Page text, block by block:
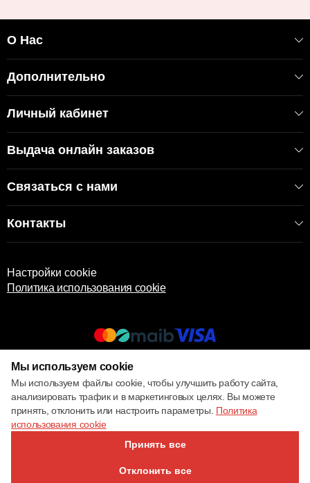
О Нас
Дополнительно
Личный кабинет
Выдача онлайн заказов
Связаться с нами
Контакты
Настройки cookie
Политика использования cookie
© 2017 – 2026 ECOM
Мы используем cookie
Мы используем файлы cookie, чтобы улучшить работу сайта,
анализировать трафик и в маркетинговых целях. Вы можете
принять, отклонить или настроить параметры. Политика
использования cookie
Принять все
Отклонить все